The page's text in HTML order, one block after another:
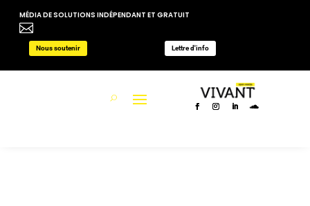
MÉDIA DE SOLUTIONS INDÉPENDANT ET GRATUIT

Nous soutenir Lettre d'info